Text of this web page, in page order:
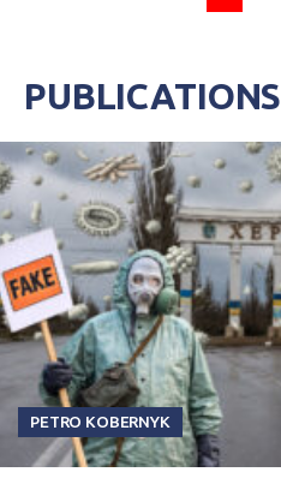
PUBLICATIONS
PETRO KOBERNYK